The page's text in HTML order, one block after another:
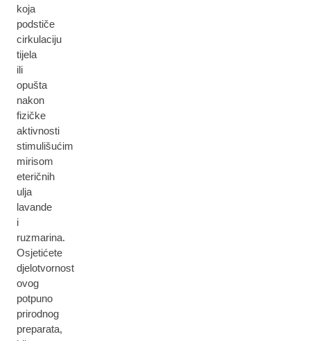
koja
podstiče
cirkulaciju
tijela
ili
opušta
nakon
fizičke
aktivnosti
stimulišućim
mirisom
eteričnih
ulja
lavande
i
ruzmarina.
Osjetićete
djelotvornost
ovog
potpuno
prirodnog
preparata,